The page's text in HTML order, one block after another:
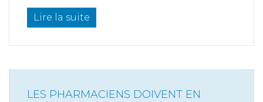
Lire la suite
LES PHARMACIENS DOIVENT EN